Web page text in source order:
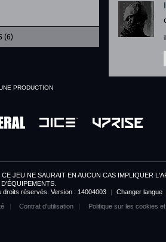
(6)
PRODUCTION
JEU NE SAURAIT EN AUCUN CAS IMPLIQUER
réservés. Version : 14004003
|
Changer langue
Contrat d'utilisation Politique sur les cookies